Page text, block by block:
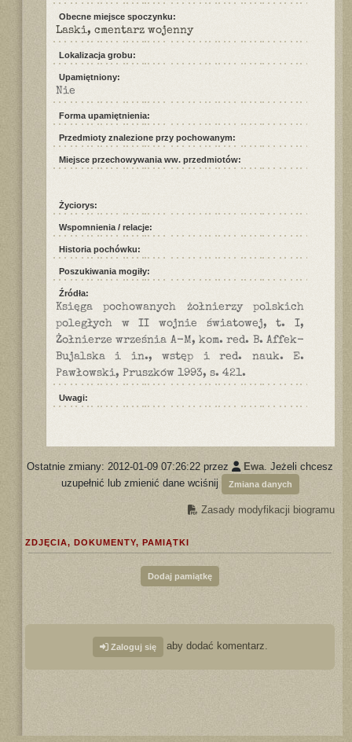
Obecne miejsce spoczynku:
Laski, cmentarz wojenny
Lokalizacja grobu:
Upamiętniony:
Nie
Forma upamiętnienia:
Przedmioty znalezione przy pochowanym:
Miejsce przechowywania ww. przedmiotów:
Życiorys:
Wspomnienia / relacje:
Historia pochówku:
Poszukiwania mogiły:
Źródła:
Księga pochowanych żołnierzy polskich
poległych w II wojnie światowej, t. I,
Żołnierze września A-M, kom. red. B. Affek-
Bujalska i in., wstęp i red. nauk. E.
Pawłowski, Pruszków 1993, s. 421.
Uwagi:
Ostatnie zmiany: 2012-01-09 07:26:22 przez Ewa. Jeżeli chcesz
uzupełnić lub zmienić dane wciśnij
Zmiana danych
Zasady modyfikacji biogramu
ZDJĘCIA, DOKUMENTY, PAMIĄTKI
Dodaj pamiątkę
Zaloguj się aby dodać komentarz.